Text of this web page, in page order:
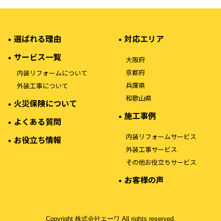
選ばれる理由
サービス一覧
内装リフォームについて
外装工事について
火災保険について
よくある質問
お役立ち情報
対応エリア
大阪府
京都府
兵庫県
和歌山県
施工事例
内装リフォームサービス
外装工事サービス
その他お役立ちサービス
お客様の声
Copyright 株式会社エーワ All rights reserved.